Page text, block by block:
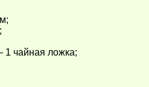
1 чайная ложка;